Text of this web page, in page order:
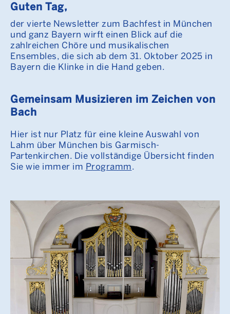
Guten Tag,
der vierte Newsletter zum Bachfest in München
und ganz Bayern wirft einen Blick auf die
zahlreichen Chöre und musikalischen
Ensembles, die sich ab dem 31. Oktober 2025 in
Bayern die Klinke in die Hand geben.
Gemeinsam Musizieren im Zeichen von
Bach
Hier ist nur Platz für eine kleine Auswahl von
Lahm über München bis Garmisch-
Partenkirchen. Die vollständige Übersicht finden
Sie wie immer im Programm.